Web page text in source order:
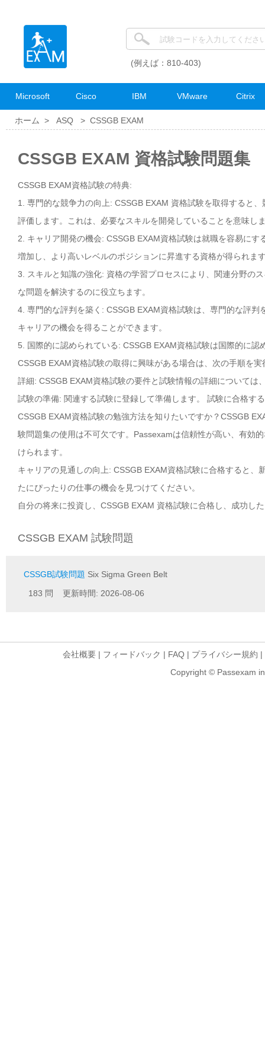
(例えば：810-403)
Microsoft Cisco IBM VMware Citrix
ホーム > ASQ > CSSGB EXAM
CSSGB EXAM 資格試験問題集
CSSGB EXAM資格試験の特典:
1. 専門的な競争力の向上: CSSGB EXAM 資格試験を取得すると
評価します。これは、必要なスキルを開発していることを意味し
2. キャリア開発の機会: CSSGB EXAM資格試験は就職を容易に
増加し、より高いレベルのポジションに昇進する資格が得られま
3. スキルと知識の強化: 資格の学習プロセスにより、関連分野の
な問題を解決するのに役立ちます。
4. 専門的な評判を築く: CSSGB EXAM資格試験は、専門的な評
キャリアの機会を得ることができます。
5. 国際的に認められている: CSSGB EXAM資格試験は国際的に
CSSGB EXAM資格試験の取得に興味がある場合は、次の手順を
詳細: CSSGB EXAM資格試験の要件と試験情報の詳細については
試験の準備: 関連する試験に登録して準備します。 試験に合格す
CSSGB EXAM資格試験の勉強方法を知りたいですか？CSSGB
験問題集の使用は不可欠です。Passexamは信頼性が高い、有効
けられます。
キャリアの見通しの向上: CSSGB EXAM資格試験に合格すると
たにぴったりの仕事の機会を見つけてください。
自分の将来に投資し、CSSGB EXAM 資格試験に合格し、成功し
CSSGB EXAM 試験問題
CSSGB試験問題 Six Sigma Green Belt
183 問 更新時間: 2026-08-06
会社概要 | フィードバック | FAQ | プライバシー規約 |
Copyright © Passexam